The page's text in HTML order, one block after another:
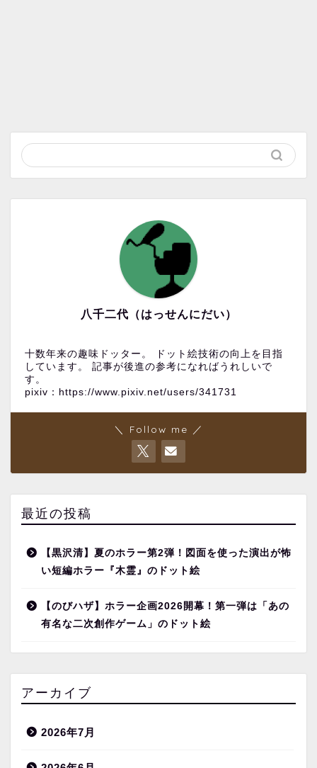
八千二代（はっせんにだい）
十数年来の趣味ドッター。 ドット絵技術の向上を目指
しています。 記事が後進の参考になればうれしいで
す。
pixiv：https://www.pixiv.net/users/341731
＼ Follow me ／
最近の投稿
【黒沢清】夏のホラー第2弾！図面を使った演出が怖
い短編ホラー『木霊』のドット絵
【のびハザ】ホラー企画2026開幕！第一弾は「あの
有名な二次創作ゲーム」のドット絵
アーカイブ
2026年7月